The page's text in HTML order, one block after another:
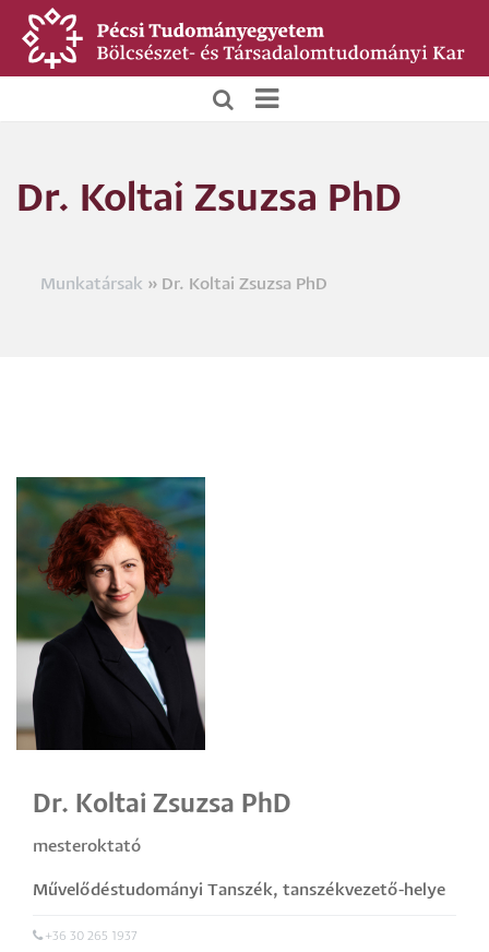
Ugrás
tartalomra
Főoldali
Dr. Koltai Zsuzsa PhD
Munkatársak Dr. Koltai Zsuzsa PhD
Dr. Koltai Zsuzsa PhD
mesteroktató
Művelődéstudományi Tanszék, tanszékvezető-helye
+36 30 265 1937